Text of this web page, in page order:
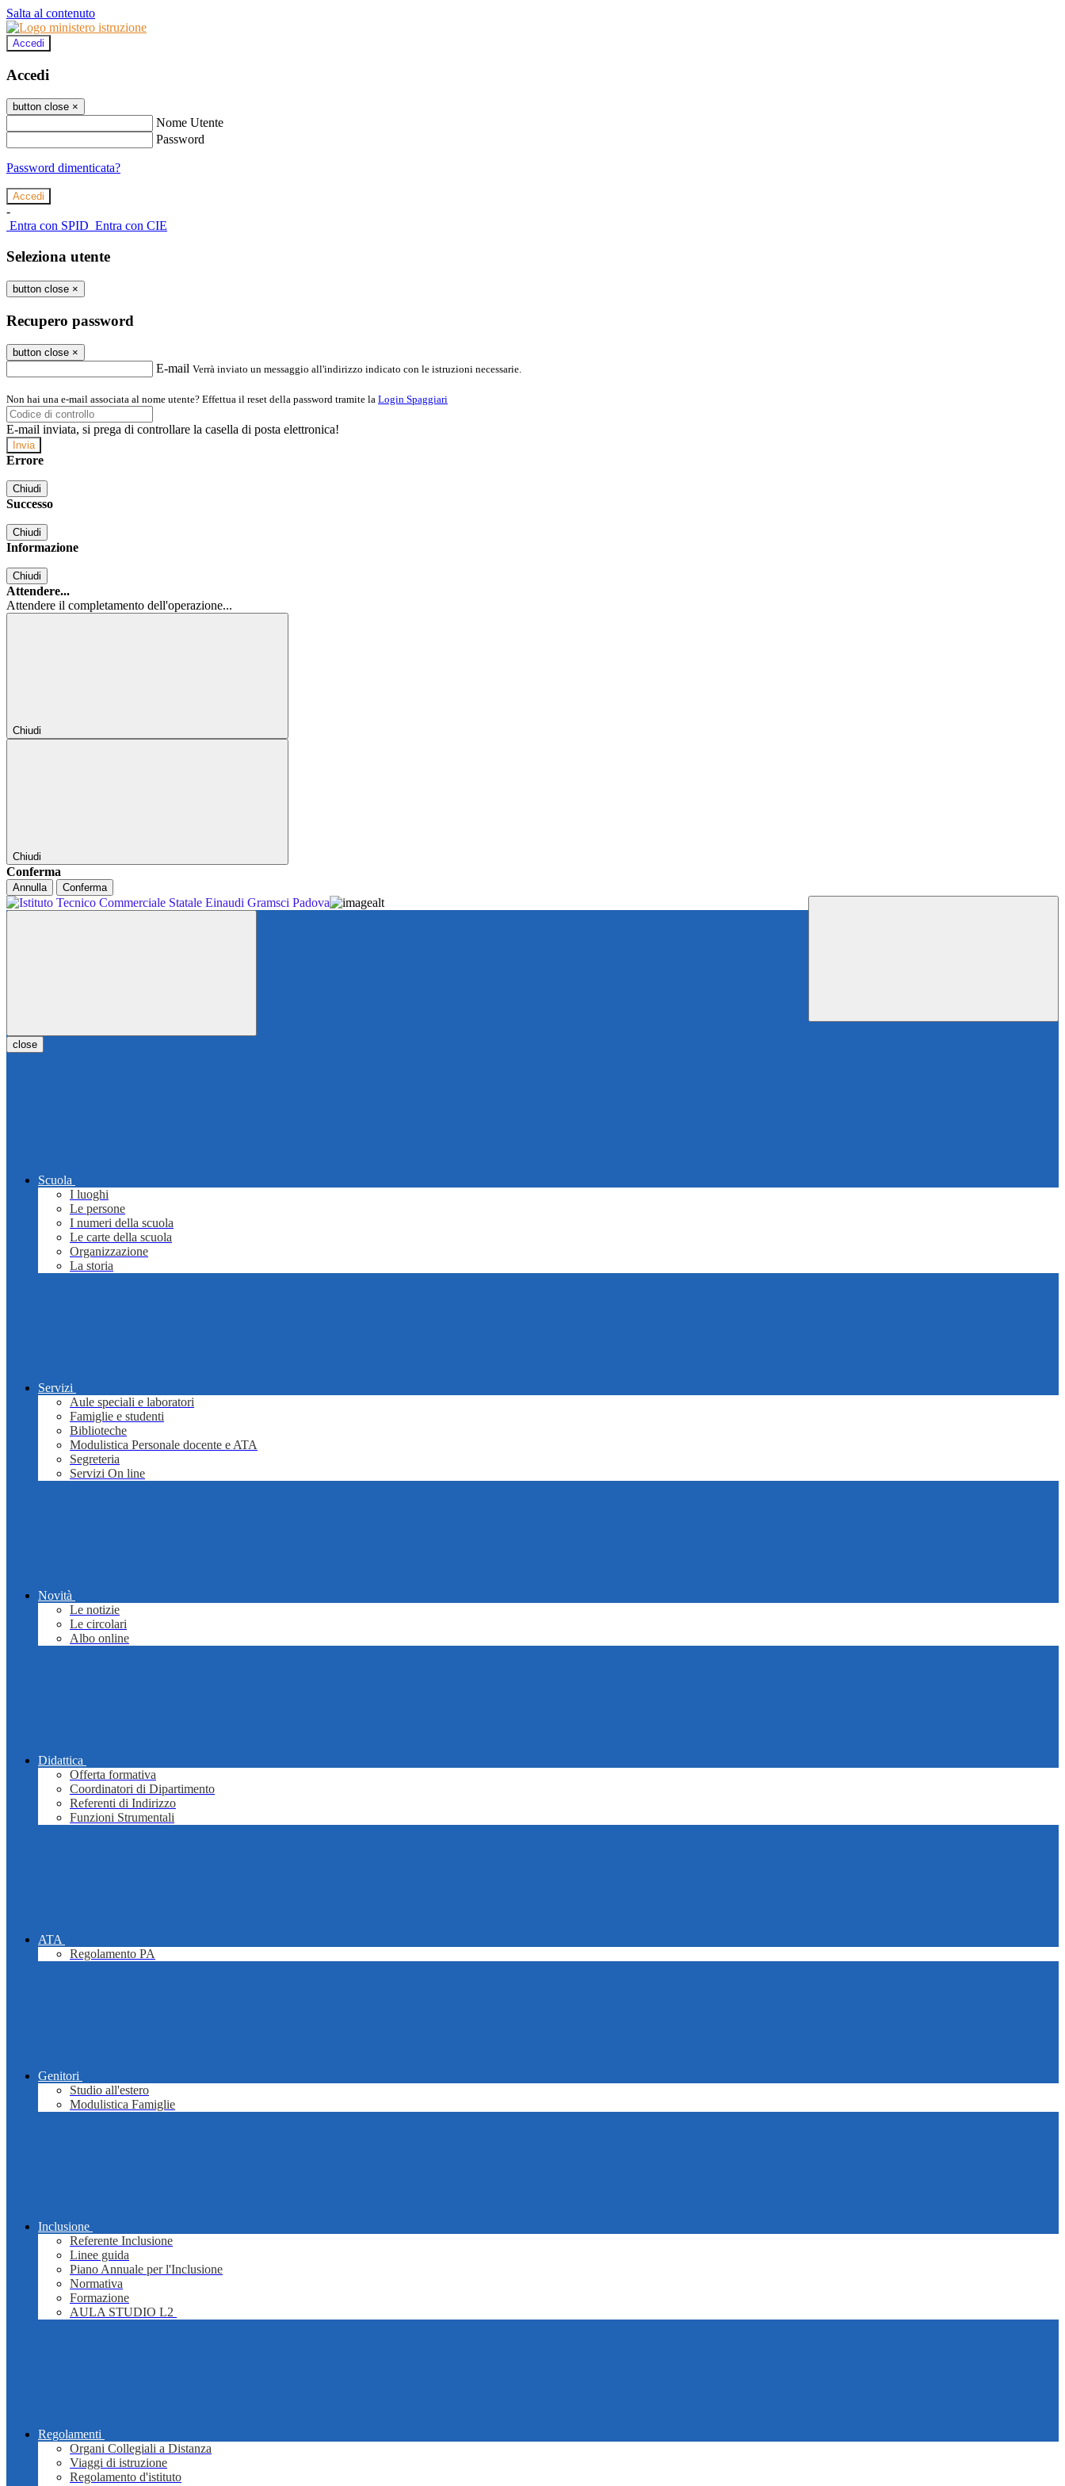
Salta al contenuto
Accedi
Accedi
button close ×
Nome Utente
Password
Password dimenticata?
-
Entra con SPID Entra con CIE
Seleziona utente
button close ×
Recupero password
button close ×
E-mail Verrà inviato un messaggio all'indirizzo indicato con le istruzioni necessarie.
Non hai una e-mail associata al nome utente? Effettua il reset della password tramite la Login Spaggiari
E-mail inviata, si prega di controllare la casella di posta elettronica!
Errore
Chiudi
Successo
Chiudi
Informazione
Chiudi
Attendere...
Attendere il completamento dell'operazione...
Chiudi
Chiudi
Conferma
Annulla Conferma
close
Scuola
I luoghi
Le persone
I numeri della scuola
Le carte della scuola
Organizzazione
La storia
Servizi
Aule speciali e laboratori
Famiglie e studenti
Biblioteche
Modulistica Personale docente e ATA
Segreteria
Servizi On line
Novità
Le notizie
Le circolari
Albo online
Didattica
Offerta formativa
Coordinatori di Dipartimento
Referenti di Indirizzo
Funzioni Strumentali
ATA
Regolamento PA
Genitori
Studio all'estero
Modulistica Famiglie
Inclusione
Referente Inclusione
Linee guida
Piano Annuale per l'Inclusione
Normativa
Formazione
AULA STUDIO L2
Regolamenti
Organi Collegiali a Distanza
Viaggi di istruzione
Regolamento d'istituto